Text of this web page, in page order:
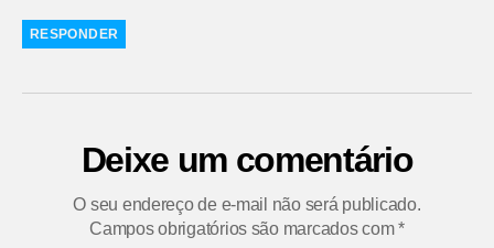
RESPONDER
Deixe um comentário
O seu endereço de e-mail não será publicado.
Campos obrigatórios são marcados com*